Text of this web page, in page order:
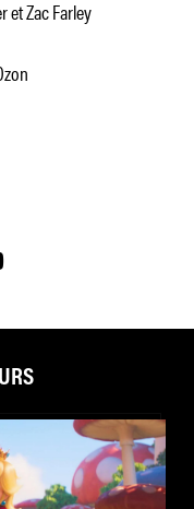
et Zac Farley